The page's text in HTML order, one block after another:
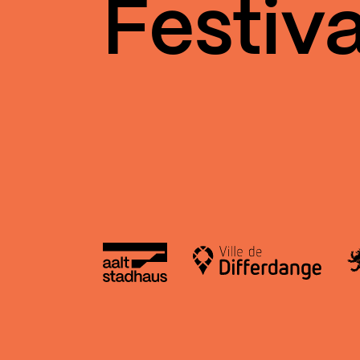
Aalt Stadhaus Ville de Differdange